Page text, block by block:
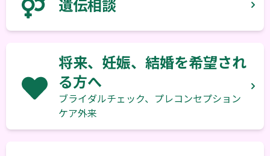
遺伝相談
将来、妊娠、結婚を希望され
る方へ
ブライダルチェック、プレコンセプション
ケア外来